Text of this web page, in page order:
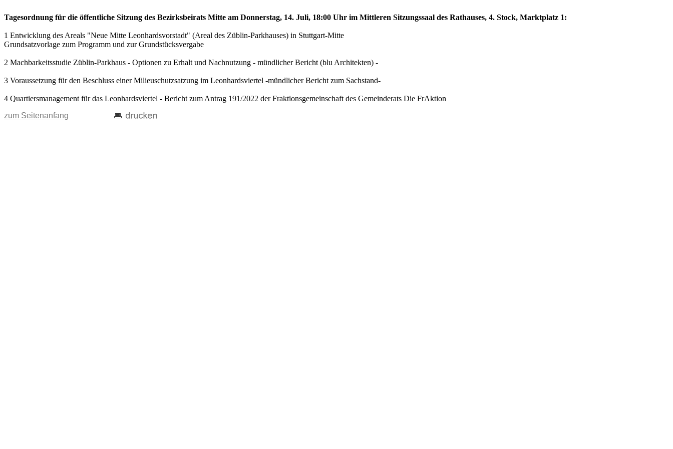
Tagesordnung für die öffentliche Sitzung des Bezirksbeirats Mitte am Donnerstag, 14. Juli, 18:00 Uhr im Mittleren Sitzungssaal des Rathauses, 4. Stock, Marktplatz 1:
1 Entwicklung des Areals "Neue Mitte Leonhardsvorstadt" (Areal des Züblin-Parkhauses) in Stuttgart-Mitte
Grundsatzvorlage zum Programm und zur Grundstücksvergabe
2 Machbarkeitsstudie Züblin-Parkhaus - Optionen zu Erhalt und Nachnutzung - mündlicher Bericht (blu Architekten) -
3 Voraussetzung für den Beschluss einer Milieuschutzsatzung im Leonhardsviertel -mündlicher Bericht zum Sachstand-
4 Quartiersmanagement für das Leonhardsviertel - Bericht zum Antrag 191/2022 der Fraktionsgemeinschaft des Gemeinderats Die FrAktion
zum Seitenanfang